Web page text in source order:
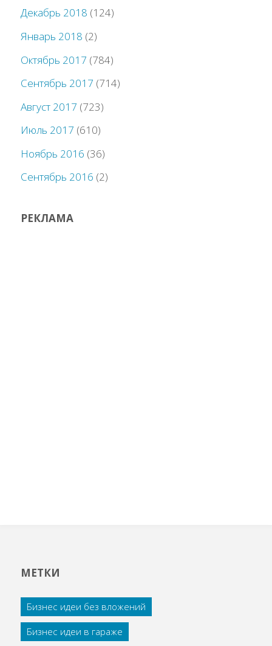
Декабрь 2018 (124)
Январь 2018 (2)
Октябрь 2017 (784)
Сентябрь 2017 (714)
Август 2017 (723)
Июль 2017 (610)
Ноябрь 2016 (36)
Сентябрь 2016 (2)
РЕКЛАМА
МЕТКИ
Бизнес идеи без вложений
Бизнес идеи в гараже